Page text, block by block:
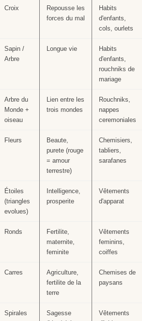
Croix
Repousse les
forces du mal
Habits
d'enfants,
cols, ourlets
Sapin /
Arbre
Longue vie
Habits
d'enfants,
rouchniks de
mariage
Arbre du
Monde +
oiseau
Lien entre les
trois mondes
Rouchniks,
nappes
ceremoniales
Fleurs
Beaute,
purete (rouge
= amour
terrestre)
Chemisiers,
tabliers,
sarafanes
Étoiles
(triangles
evolues)
Intelligence,
prosperite
Vêtements
d'apparat
Ronds
Fertilite,
maternite,
feminite
Vêtements
feminins,
coiffes
Carres
Agriculture,
fertilite de la
terre
Chemises de
paysans
Spirales
Sagesse
Vêtements